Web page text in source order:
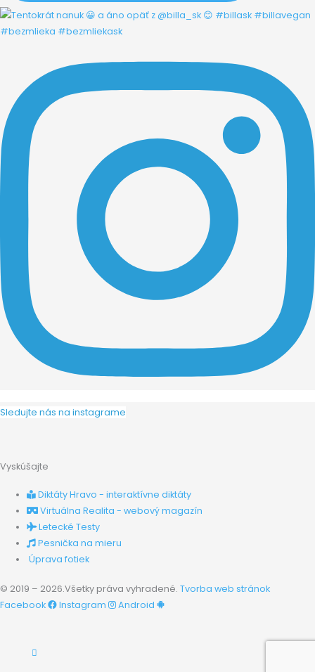
Sledujte nás na instagrame
Vyskúšajte
Diktáty Hravo - interaktívne diktáty
Virtuálna Realita - webový magazín
Letecké Testy
Pesnička na mieru
Úprava fotiek
© 2019 – 2026.Všetky práva vyhradené. Tvorba web stránok
Facebook
Instagram Android